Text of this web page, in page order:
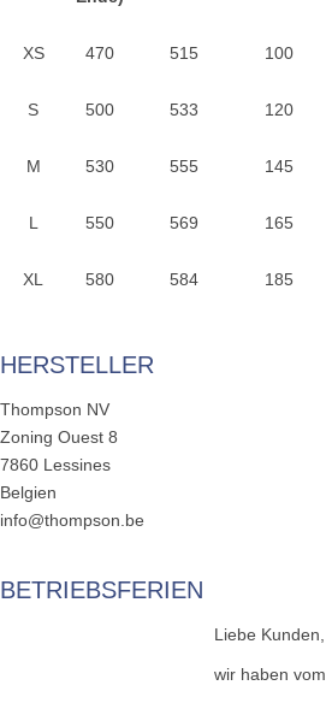
XS 470 515 100
S 500 533 120
M 530 555 145
L 550 569 165
XL 580 584 185
HERSTELLER
Thompson NV
Zoning Ouest 8
7860 Lessines
Belgien
info@thompson.be
BETRIEBSFERIEN
Liebe Kunden,
wir haben vom